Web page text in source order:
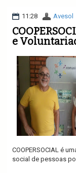
11:28 Avesol
e
COOPERSOCIAL é
social de pessoas